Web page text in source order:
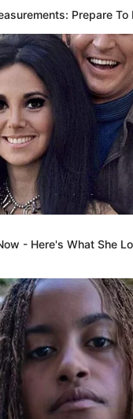
Prepare To
- Here's What She